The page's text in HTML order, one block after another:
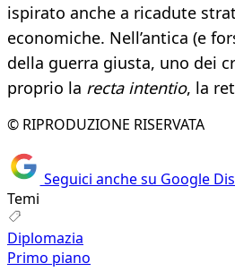
ispirato anche a ricadute
economiche. Nell’antica (e
della guerra giusta, uno dei
proprio la recta intentio, la
© RIPRODUZIONE RISERVATA
Seguici anche su Google
Temi
Diplomazia
Primo piano